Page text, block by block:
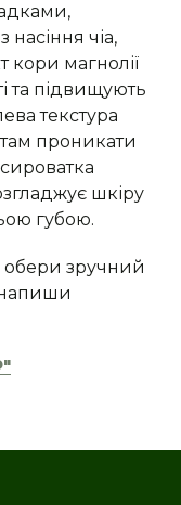
насіння чіа,
кори магнолії
та підвищують
текстура
проникати
шкіру
губою.
зручний